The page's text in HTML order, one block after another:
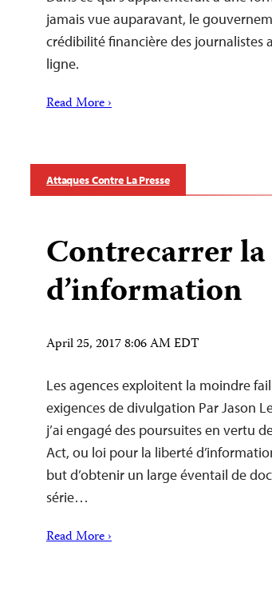
jamais vue auparavant, le
crédibilité financière des journalistes
ligne.
Read More ›
Attaques Contre La Presse
Contrecarrer
d’information
April 25, 2017 8:06 AM EDT
Les agences exploitent la moindre
exigences de divulgation Par Jason
j’ai engagé des poursuites en vertu
Act, ou loi pour la liberté
but d’obtenir un large éventail de
série…
Read More ›